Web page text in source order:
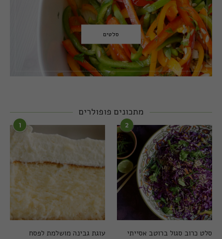
סלטים
מתכונים פופולרים
1
עוגת גבינה מושלמת לפסח
2
סלט כרוב סגול ברוטב אסייתי